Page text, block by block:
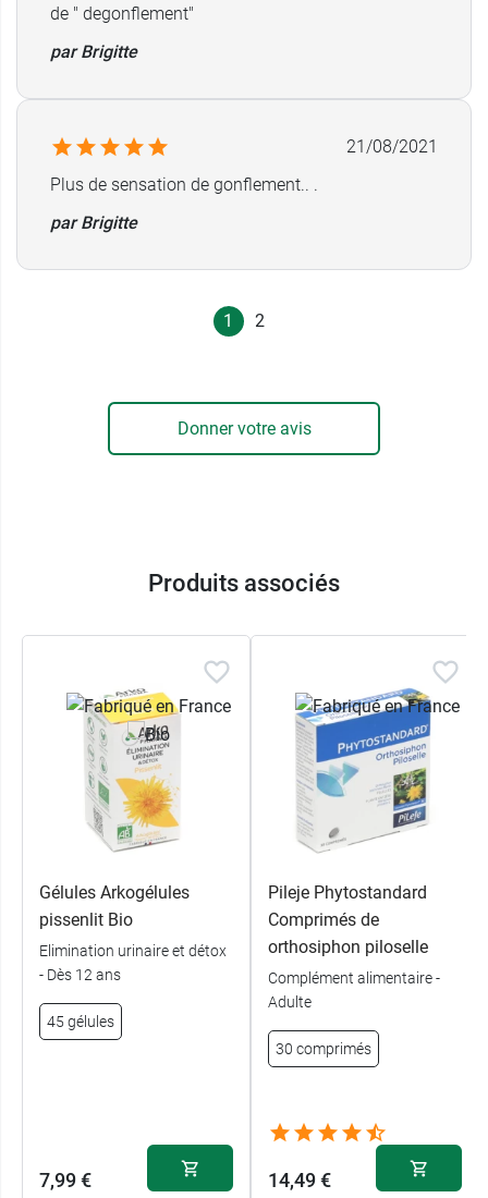
de " degonflement"
par Brigitte
21/08/2021
Plus de sensation de gonflement.. .
par Brigitte
1 2
Donner votre avis
Produits associés
Gélules Arkogélules
pissenlit Bio
Elimination urinaire et détox
- Dès 12 ans
45 gélules
7,99 €
Pileje Phytostandard
Comprimés de
orthosiphon piloselle
Complément alimentaire -
Adulte
30 comprimés
14,49 €